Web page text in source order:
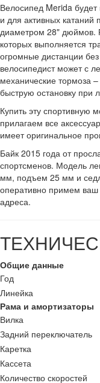
Велосипед Merida
и для активных
диаметром 28" дюймов.
которых выполняется
огромные дистанции
велосипедист может с
механические тормоза
быструю остановку при
Купить эту спортивную
прилагаем все
имеет оригинальное
Байк 2015 года от
спортсменов. Модель
мм, подъем 25 мм и
оперативно примем ваш
адреса.
Общие данные
Год
Линейка
Рама и амортизаторы
Вилка
Задний переключатель
Каретка
Кассета
Количество скоростей